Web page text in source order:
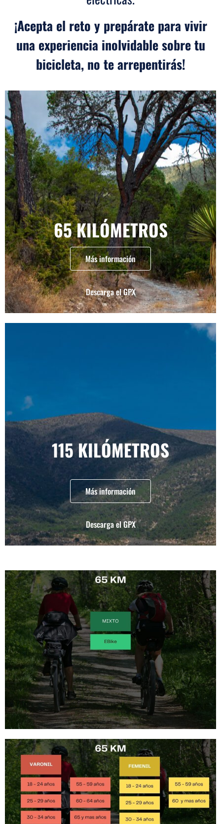
¡Acepta el reto y prepárate para vivir
una experiencia inolvidable sobre tu
bicicleta, no te arrepentirás!
65 KILÓMETROS
Más información
Descarga el GPX
115 KILÓMETROS
Más información
Descarga el GPX